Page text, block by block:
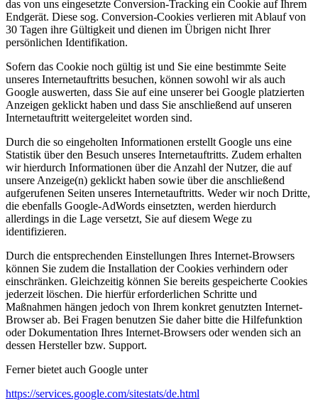
das von uns eingesetzte Conversion-Tracking ein Cookie auf Ihrem
Endgerät. Diese sog. Conversion-Cookies verlieren mit Ablauf von
30 Tagen ihre Gültigkeit und dienen im Übrigen nicht Ihrer
persönlichen Identifikation.
Sofern das Cookie noch gültig ist und Sie eine bestimmte Seite
unseres Internetauftritts besuchen, können sowohl wir als auch
Google auswerten, dass Sie auf eine unserer bei Google platzierten
Anzeigen geklickt haben und dass Sie anschließend auf unseren
Internetauftritt weitergeleitet worden sind.
Durch die so eingeholten Informationen erstellt Google uns eine
Statistik über den Besuch unseres Internetauftritts. Zudem erhalten
wir hierdurch Informationen über die Anzahl der Nutzer, die auf
unsere Anzeige(n) geklickt haben sowie über die anschließend
aufgerufenen Seiten unseres Internetauftritts. Weder wir noch Dritte,
die ebenfalls Google-AdWords einsetzten, werden hierdurch
allerdings in die Lage versetzt, Sie auf diesem Wege zu
identifizieren.
Durch die entsprechenden Einstellungen Ihres Internet-Browsers
können Sie zudem die Installation der Cookies verhindern oder
einschränken. Gleichzeitig können Sie bereits gespeicherte Cookies
jederzeit löschen. Die hierfür erforderlichen Schritte und
Maßnahmen hängen jedoch von Ihrem konkret genutzten Internet-
Browser ab. Bei Fragen benutzen Sie daher bitte die Hilfefunktion
oder Dokumentation Ihres Internet-Browsers oder wenden sich an
dessen Hersteller bzw. Support.
Ferner bietet auch Google unter
https://services.google.com/sitestats/de.html